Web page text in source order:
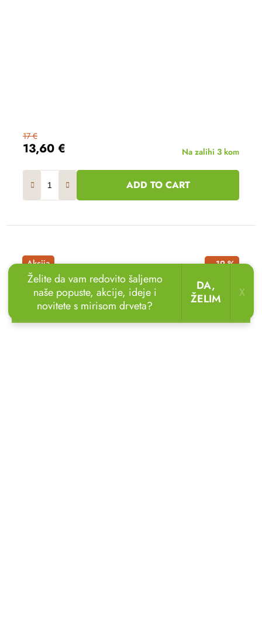
Uživajte u odmoru u vrtu!Drvene ležaljke
sada uz popust
13,60 €
17 €
Na zalihi 3 kom
ADD TO CART
Akcija –19 %
Želite da vam redovito šaljemo
naše popuste, akcije, ideje i
novitete s mirisom drveta?
DA,
ŽELIM
X